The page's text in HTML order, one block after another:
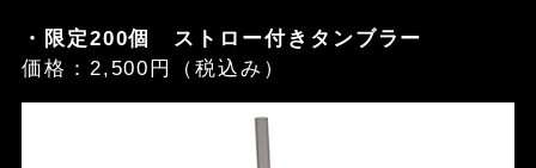
・限定200個 ストロー付きタンブラー
価格：2,500円（税込み）